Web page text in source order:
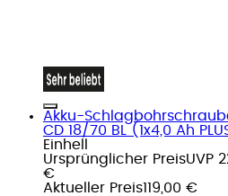
Akku-
CD 18/70 BL (1x4,0 Ah
Einhell
Ursprünglicher PreisUVP
€
Aktueller Preis119,00 €